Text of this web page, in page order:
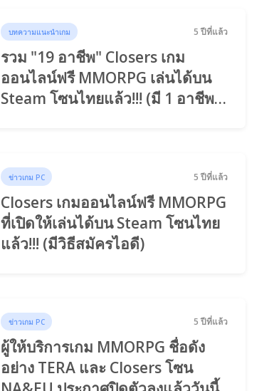
บทความแนะนำเกม 5 ปีที่แล้ว
รวม "19 อาชีพ" Closers เกม
ออนไลน์ฟรี MMORPG เล่นได้บน
Steam โซนไทยแล้ว!!! (มี 1 อาชีพ
ข่าวเกม PC 5 ปีที่แล้ว
Closers เกมออนไลน์ฟรี MMORPG
ที่เปิดให้เล่นได้บน Steam โซนไทย
แล้ว!!! (มีวิธีสมัครไอดี)
ข่าวเกม PC 5 ปีที่แล้ว
ผู้ให้บริการเกม MMORPG ชื่อดัง
อย่าง TERA และ Closers โซน